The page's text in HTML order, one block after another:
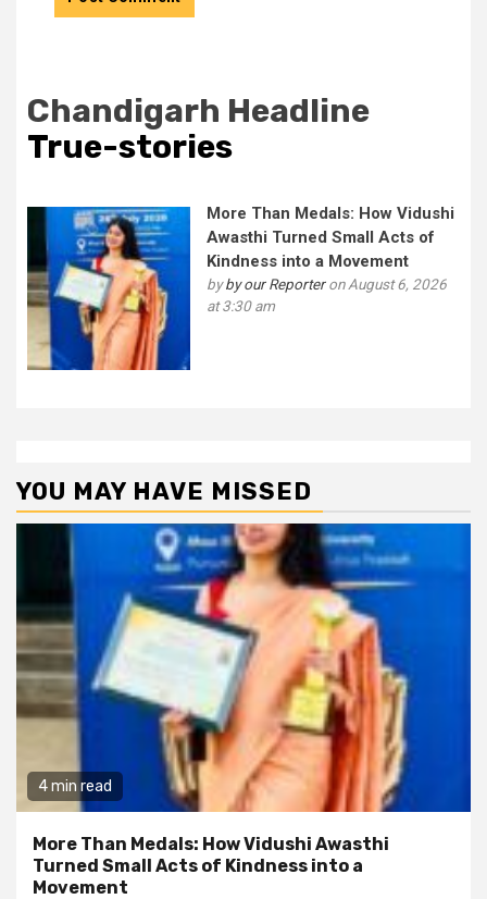
Chandigarh Headline
True-stories
More Than Medals: How Vidushi
Awasthi Turned Small Acts of
Kindness into a Movement
byby our Reporteron August 6, 2026
at 3:30 am
YOU MAY HAVE MISSED
4 min read
More Than Medals: How Vidushi Awasthi
Turned Small Acts of Kindness into a
Movement